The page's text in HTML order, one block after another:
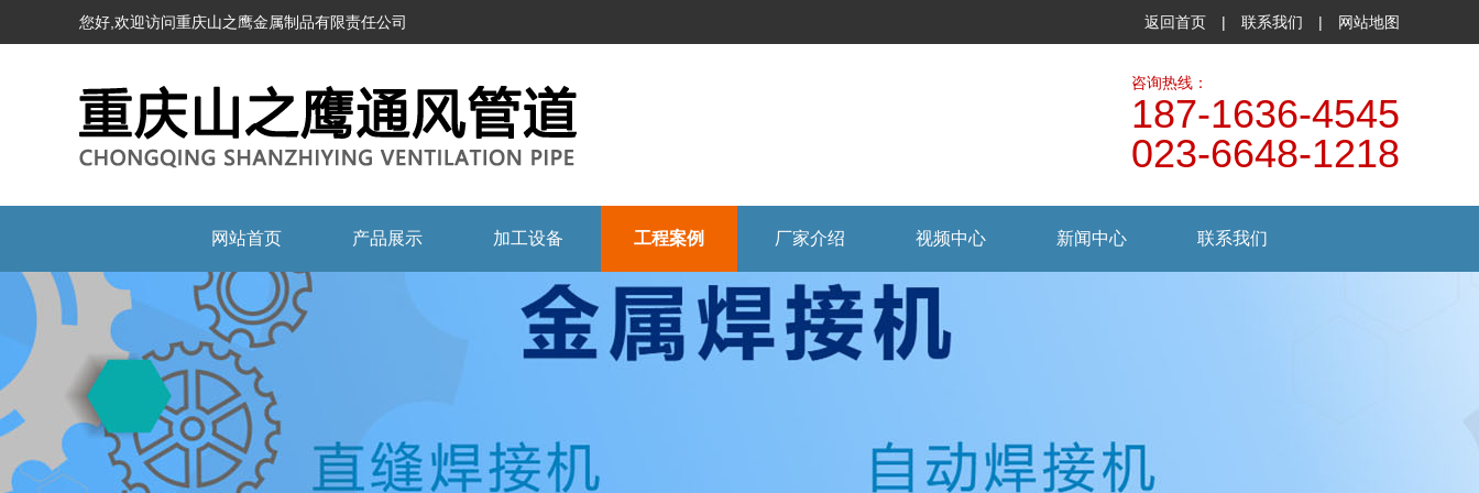
您好,欢迎访问重庆山之鹰金属制品有限责任公司 返回首页 | 联系我们 | 网站地图
咨询热线：
187-1636-4545
023-6648-1218
网站首页 产品展示 加工设备 工程案例 厂家介绍 视频中心 新闻中心 联系我们